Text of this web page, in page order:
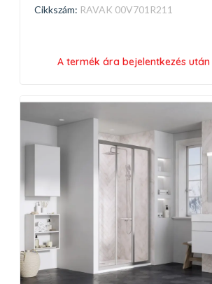
Cikkszám: RAVAK 00V701R211
A termék ára bejelentkezés